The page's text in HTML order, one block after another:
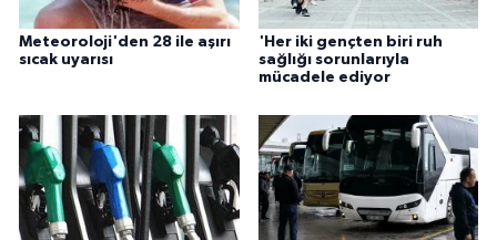
Meteoroloji'den 28 ile aşırı
sıcak uyarısı
'Her iki gençten biri ruh
sağlığı sorunlarıyla
mücadele ediyor